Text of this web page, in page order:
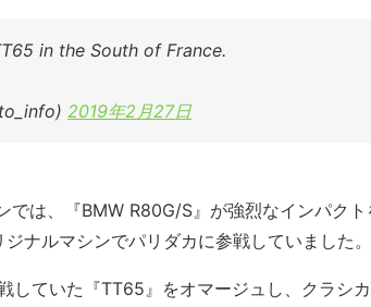
in the South of France.
2019年2月27日
では、『BMW R80G/S』が強烈なインパクト
ナルマシンでパリダカに参戦していました。
していた『TT65』をオマージュし、クラシ